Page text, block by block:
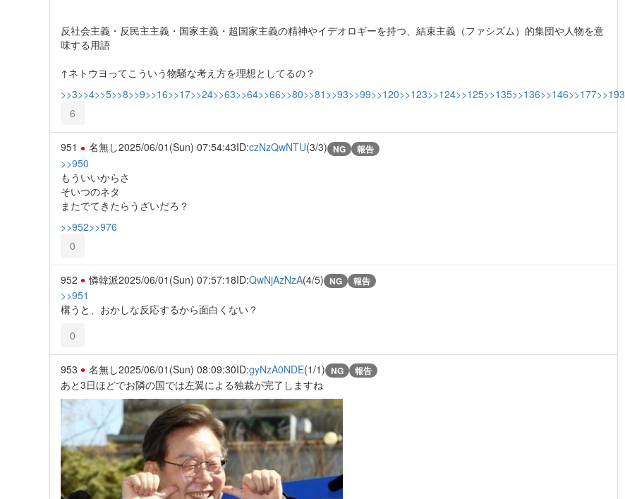
反社会主義・反民主主義・国家主義・超国家主義の精神やイデオロギーを持つ、結束主義（ファシズム）的集団や人物を意
味する用語
↑ネトウヨってこういう物騒な考え方を理想としてるの？
>>3>>4>>5>>8>>9>>16>>17>>24>>63>>64>>66>>80>>81 >>93>>99>>120>>123>>124>>125>>135>>136>>146>>177>>193
6
951 名無し2025/06/01(Sun) 07:54:43ID:czNzQwNTU(3/3) NG 報告
>>950
もういいからさ
そいつのネタ
またでてきたらうざいだろ？
>>952>>976
0
952 憐韓派2025/06/01(Sun) 07:57:18ID:QwNjAzNzA(4/5) NG 報告
>>951
構うと、おかしな反応するから面白くない？
0
953 名無し2025/06/01(Sun) 08:09:30ID:gyNzA0NDE(1/1) NG 報告
あと3日ほどでお隣の国では左翼による独裁が完了しますね